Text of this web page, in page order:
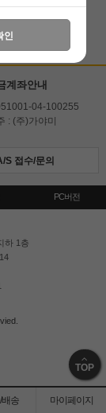
계좌안내
04-100255
: (주)가야미
S 접수/문의
PC버전
하 1층
TOP
배송 마이페이지
인